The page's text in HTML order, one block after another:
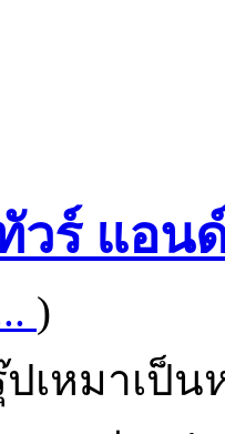
วร์ แอน
)
เหมาเป็